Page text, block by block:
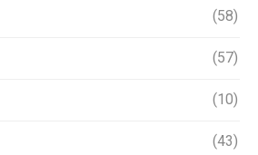
(58)
(57)
(10)
(43)